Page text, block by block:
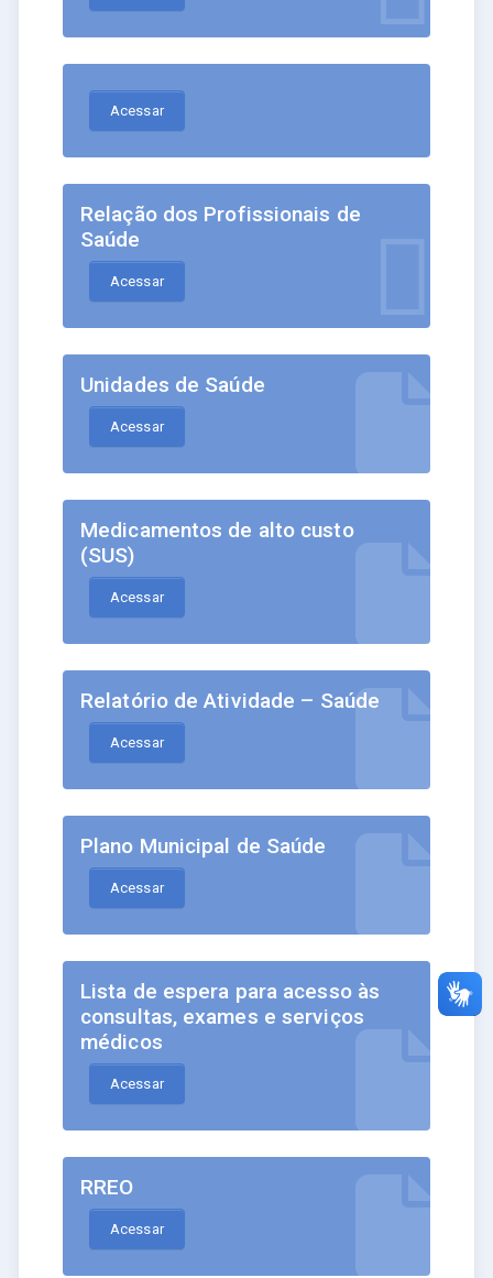
Acessar
Relação dos Profissionais de
Saúde
Acessar
Unidades de Saúde
Acessar
Medicamentos de alto custo
(SUS)
Acessar
Relatório de Atividade – Saúde
Acessar
Plano Municipal de Saúde
Acessar
Lista de espera para acesso às
consultas, exames e serviços
médicos
Acessar
RREO
Acessar